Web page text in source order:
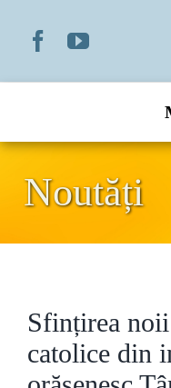
Organizare
Liturgic
Noutăți
Sfințirea
catolice din